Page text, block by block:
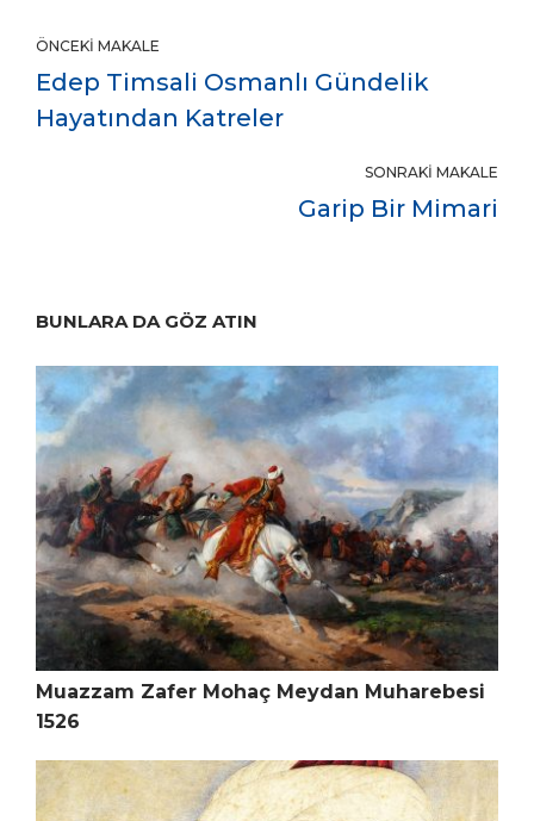
ÖNCEKI MAKALE
Edep Timsali Osmanlı Gündelik
Hayatından Katreler
SONRAKI MAKALE
Garip Bir Mimari
BUNLARA DA GÖZ ATIN
Muazzam Zafer Mohaç Meydan Muharebesi
1526